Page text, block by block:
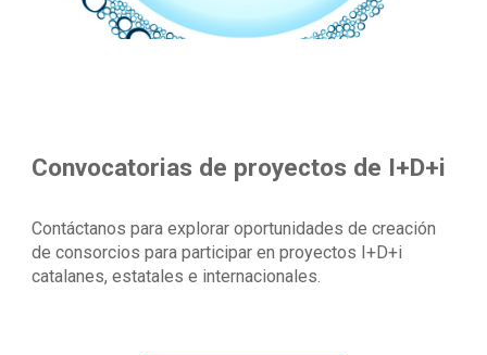
Convocatorias de proyectos de I+D+i
Contáctanos para explorar oportunidades de creación
de consorcios para participar en proyectos I+D+i
catalanes, estatales e internacionales.